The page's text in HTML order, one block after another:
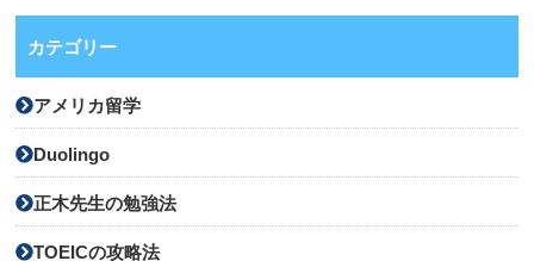
カテゴリー
アメリカ留学
Duolingo
正木先生の勉強法
TOEICの攻略法